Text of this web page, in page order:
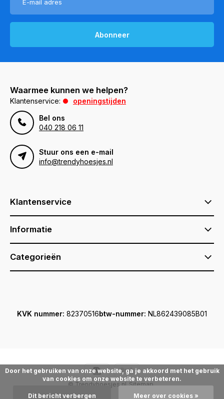
Abonneer
Waarmee kunnen we helpen?
Klantenservice:
openingstijden
Bel ons
040 218 06 11
Stuur ons een e-mail
info@trendyhoesjes.nl
Klantenservice
Informatie
Categorieën
KVK nummer: 82370516btw-nummer: NL862439085B01
© Trendyhoesjes.nl Sitemap
Door het gebruiken van onze website, ga je akkoord met het gebruik
van cookies om onze website te verbeteren.
Dit bericht verbergen Meer over cookies »